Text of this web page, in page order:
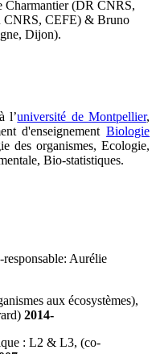
Charmantier (DR CNRS,
CNRS, CEFE) & Bruno
Dijon).
l’université de Montpellier,
d'enseignementBiologie
des organismes, Ecologie,
Bio-statistiques.
Aurélie
aux écosystèmes),
2014-
: L2 & L3, (co-